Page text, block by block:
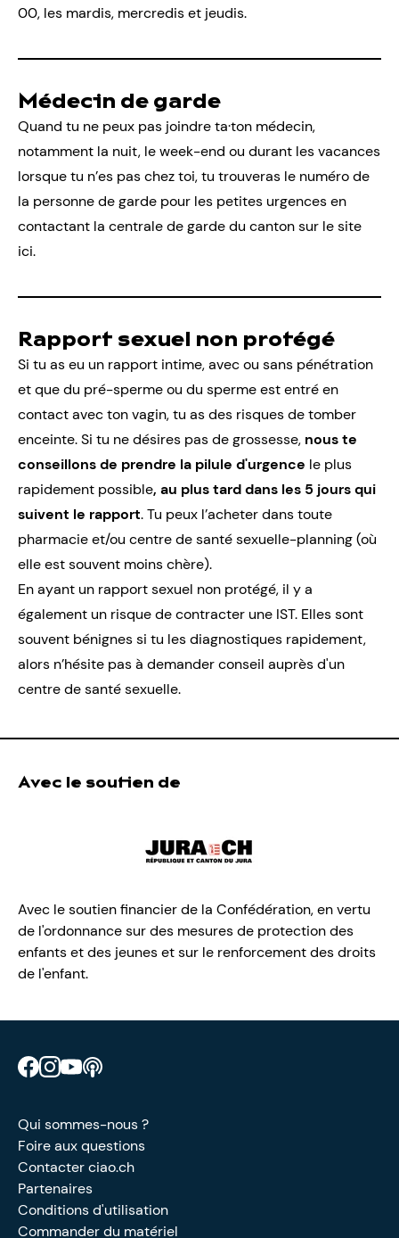
00, les mardis, mercredis et jeudis.
Médecin de garde
Quand tu ne peux pas joindre ta·ton médecin,
notamment la nuit, le week-end ou durant les vacances
lorsque tu n’es pas chez toi, tu trouveras le numéro de
la personne de garde pour les petites urgences en
contactant la centrale de garde du canton sur le site
ici.
Rapport sexuel non protégé
Si tu as eu un rapport intime, avec ou sans pénétration
et que du pré-sperme ou du sperme est entré en
contact avec ton vagin, tu as des risques de tomber
enceinte. Si tu ne désires pas de grossesse, nous te
conseillons de prendre la pilule d'urgence le plus
rapidement possible, au plus tard dans les 5 jours qui
suivent le rapport. Tu peux l’acheter dans toute
pharmacie et/ou centre de santé sexuelle-planning (où
elle est souvent moins chère).
En ayant un rapport sexuel non protégé, il y a
également un risque de contracter une IST. Elles sont
souvent bénignes si tu les diagnostiques rapidement,
alors n’hésite pas à demander conseil auprès d'un
centre de santé sexuelle.
Avec le soutien de
Avec le soutien financier de la Confédération, en vertu
de l'ordonnance sur des mesures de protection des
enfants et des jeunes et sur le renforcement des droits
de l'enfant.
Retrouve CIAO sur Facebook
Retrouve CIAO sur Instagram
Retrouve CIAO sur YouTube
Qui sommes-nous ?
Foire aux questions
Contacter ciao.ch
Partenaires
Conditions d'utilisation
Commander du matériel